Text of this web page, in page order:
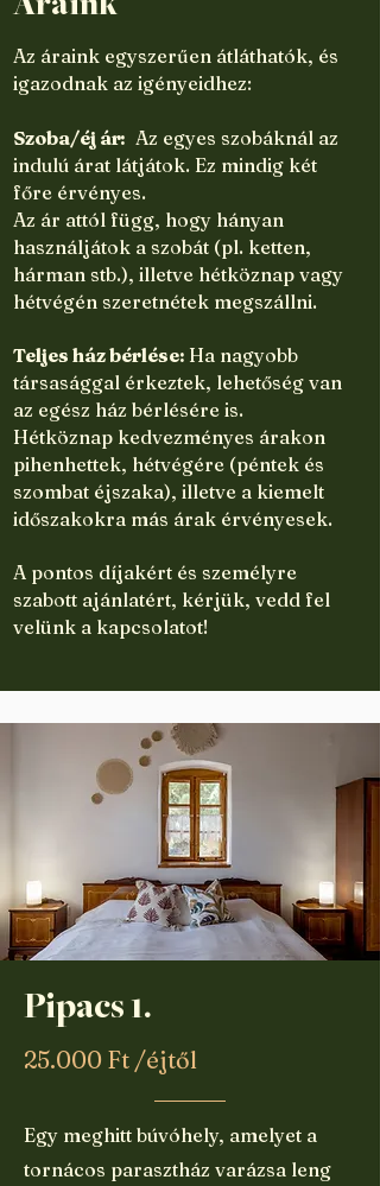
Az áraink egyszerűen átláthatók, és
igazodnak az igényeidhez:
Szoba/éj ár: Az egyes szobáknál az
indulú árat látjátok. Ez mindig két
főre érvényes.
Az ár attól függ, hogy hányan
használjátok a szobát (pl. ketten,
hárman stb.), illetve hétköznap vagy
hétvégén szeretnétek megszállni.
Teljes ház bérlése: Ha nagyobb
társasággal érkeztek, lehetőség van
az egész ház bérlésére is.
Hétköznap kedvezményes árakon
pihenhettek, hétvégére (péntek és
szombat éjszaka), illetve a kiemelt
időszakokra más árak érvényesek.
A pontos díjakért és személyre
szabott ajánlatért, kérjük, vedd fel
velünk a kapcsolatot!
Pipacs 1.
25.000 Ft /éjtől
Egy meghitt búvóhely, amelyet a
tornácos parasztház varázsa leng